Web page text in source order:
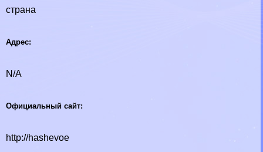
страна
Адрес:
N/A
Официальный сайт:
http://hashevoe